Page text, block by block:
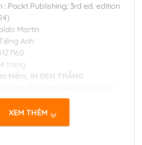
: Packt Publishing; 3rd ed. edition
Martin
Anh
trang
Mềm, IN ĐEN TRẮNG
ngoại định lượng 70msg, viết vẽ
mái.
XEM THÊM